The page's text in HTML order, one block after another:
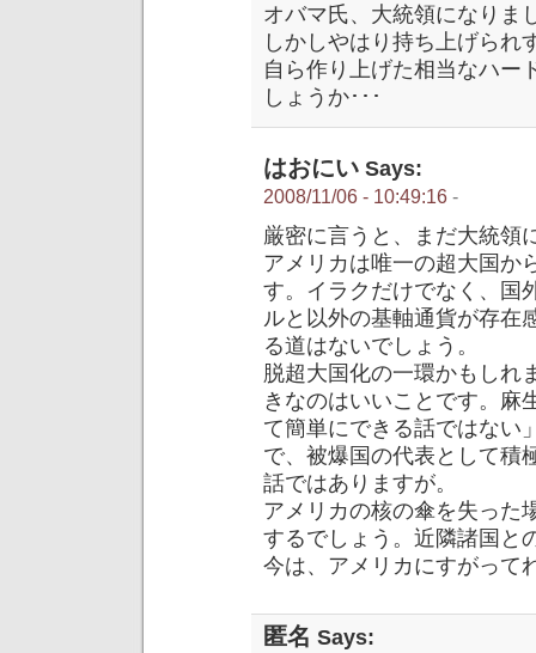
オバマ氏、大統領になりま
しかしやはり持ち上げられ
自ら作り上げた相当なハー
しょうか･･･
はおにい Says:
2008/11/06 - 10:49:16 -
厳密に言うと、まだ大統領
アメリカは唯一の超大国か
す。イラクだけでなく、国
ルと以外の基軸通貨が存在
る道はないでしょう。
脱超大国化の一環かもしれ
きなのはいいことです。麻
て簡単にできる話ではない
で、被爆国の代表として積
話ではありますが。
アメリカの核の傘を失った
するでしょう。近隣諸国と
今は、アメリカにすがって
匿名 Says: